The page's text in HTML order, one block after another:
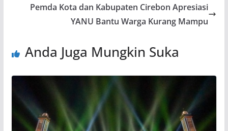
Pemda Kota dan Kabupaten Cirebon Apresiasi
YANU Bantu Warga Kurang Mampu
Anda Juga Mungkin Suka